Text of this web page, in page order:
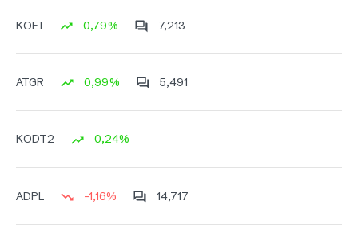
KOEI 0,79% 7,213
ATGR 0,99% 5,491
KODT2 0,24%
ADPL -1,16% 14,717